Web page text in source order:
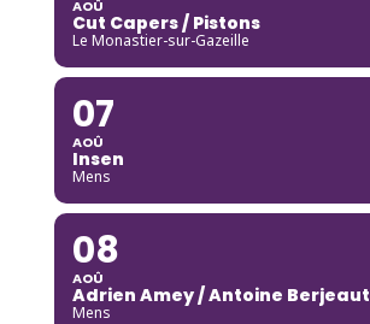
AOÛ
Cut Capers / Pistons
Le Monastier-sur-Gazeille
07
AOÛ
Insen
Mens
08
AOÛ
Adrien Amey / Antoine Berjeaut
Mens